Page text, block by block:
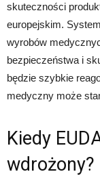
skuteczności
europejskim.
wyrobów
bezpieczeństwa i
będzie szybkie
medyczny może
Kiedy
wdrożony?